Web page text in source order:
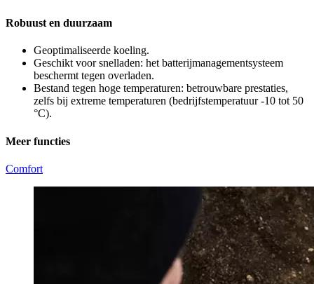
Robuust en duurzaam
Geoptimaliseerde koeling.
Geschikt voor snelladen: het batterijmanagementsysteem
beschermt tegen overladen.
Bestand tegen hoge temperaturen: betrouwbare prestaties,
zelfs bij extreme temperaturen (bedrijfstemperatuur -10 tot 50
°C).
Meer functies
Comfort